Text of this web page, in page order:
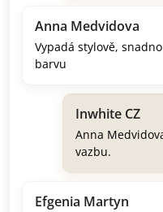
Anna Medvidova
Vypadá stylově,
barvu
Inwhite CZ
Anna
vazbu.
Efgenia Martyn